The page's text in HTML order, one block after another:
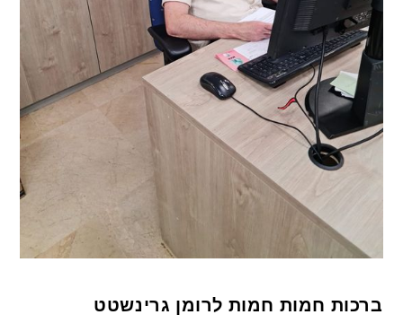
ברכות חמות חמות לרומן גרינשטט